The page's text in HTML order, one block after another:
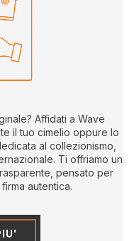
Affidati a Wave
il tuo cimelio oppure lo
al collezionismo,
Ti offriamo un
pensato per
autentica.